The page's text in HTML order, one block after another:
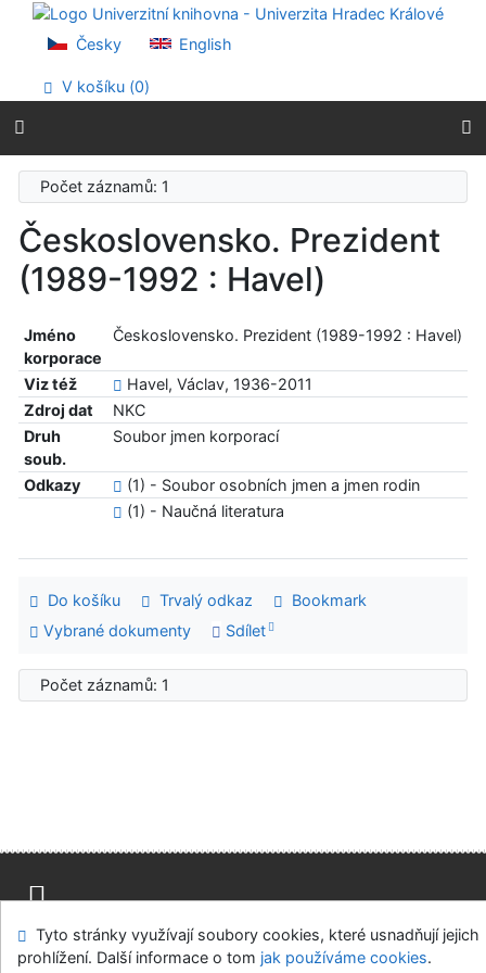
Přejít na obsah
Přejít na menu
Prohlášení o webové přístupnosti
Česky English
V košíku (0)
Počet záznamů: 1
Československo. Prezident
(1989-1992 : Havel)
Jméno
korporace
Československo. Prezident (1989-1992 : Havel)
Viz též
Havel, Václav, 1936-2011
Zdroj dat
NKC
Druh
soub.
Soubor jmen korporací
Odkazy
(1) - Soubor osobních jmen a jmen rodin
(1) - Naučná literatura
Do košíku Trvalý odkaz
Bookmark
Vybrané dokumenty
Sdílet
Počet záznamů: 1
Mapa stránek Přístupnost
Soukromí
Modul OpenSearch
Napište nám Nastavení cookies
Tyto stránky využívají soubory cookies, které usnadňují jejich
prohlížení. Další informace o tom jak používáme cookies.